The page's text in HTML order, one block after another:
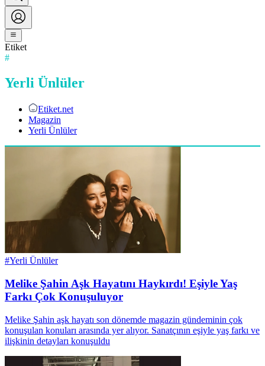
Etiket
#
Yerli Ünlüler
Etiket.net
Magazin
Yerli Ünlüler
#Yerli Ünlüler
Melike Şahin Aşk Hayatını Haykırdı! Eşiyle Yaş
Farkı Çok Konuşuluyor
Melike Şahin aşk hayatı son dönemde magazin gündeminin çok
konuşulan konuları arasında yer alıyor. Sanatçının eşiyle yaş farkı ve
ilişkinin detayları konuşuldu